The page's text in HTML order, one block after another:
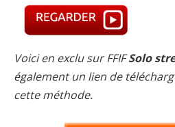
Voici en exclu sur FFIFSolo
également un lien de
cette méthode.